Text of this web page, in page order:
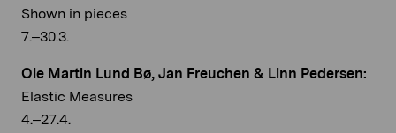
Shown in pieces
7.–30.3.
Ole Martin Lund Bø, Jan Freuchen & Linn Pedersen:
Elastic Measures
4.–27.4.